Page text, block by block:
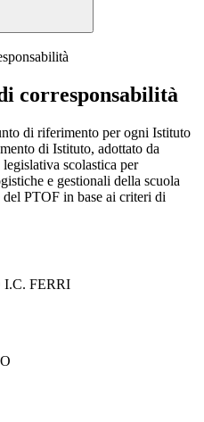
corresponsabilità
di riferimento per ogni Istituto
di Istituto, adottato da
scolastica per
e gestionali della scuola
del PTOF in base ai criteri di
FERRI